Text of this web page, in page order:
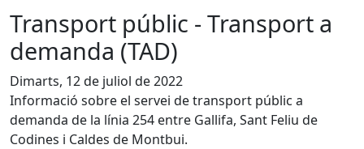
Transport públic - Transport a
demanda (TAD)
Dimarts, 12 de juliol de 2022
Informació sobre el servei de transport públic a
demanda de la línia 254 entre Gallifa, Sant Feliu de
Codines i Caldes de Montbui.